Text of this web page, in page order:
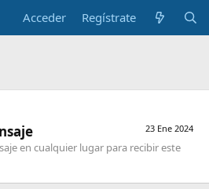
Acceder Regístrate
23 Ene 2024
en cualquier lugar para recibir este